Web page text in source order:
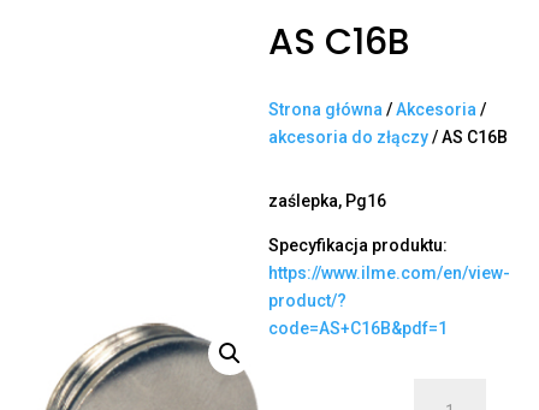
AS C16B
Strona główna /Akcesoria /
akcesoria do złączy/ AS C16B
zaślepka, Pg16
Specyfikacja produktu:
https://www.ilme.com/en/view-
product/?
code=AS+C16B&pdf=1